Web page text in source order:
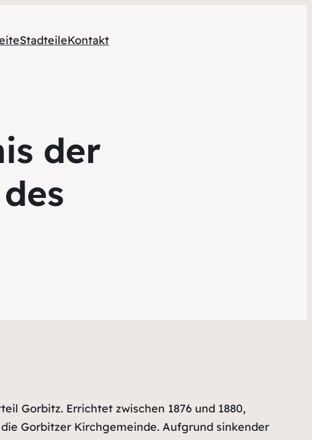
StadteileKontakt
der
Gorbitz. Errichtet zwischen 1876 und 1880,
Gorbitzer Kirchgemeinde. Aufgrund sinkender